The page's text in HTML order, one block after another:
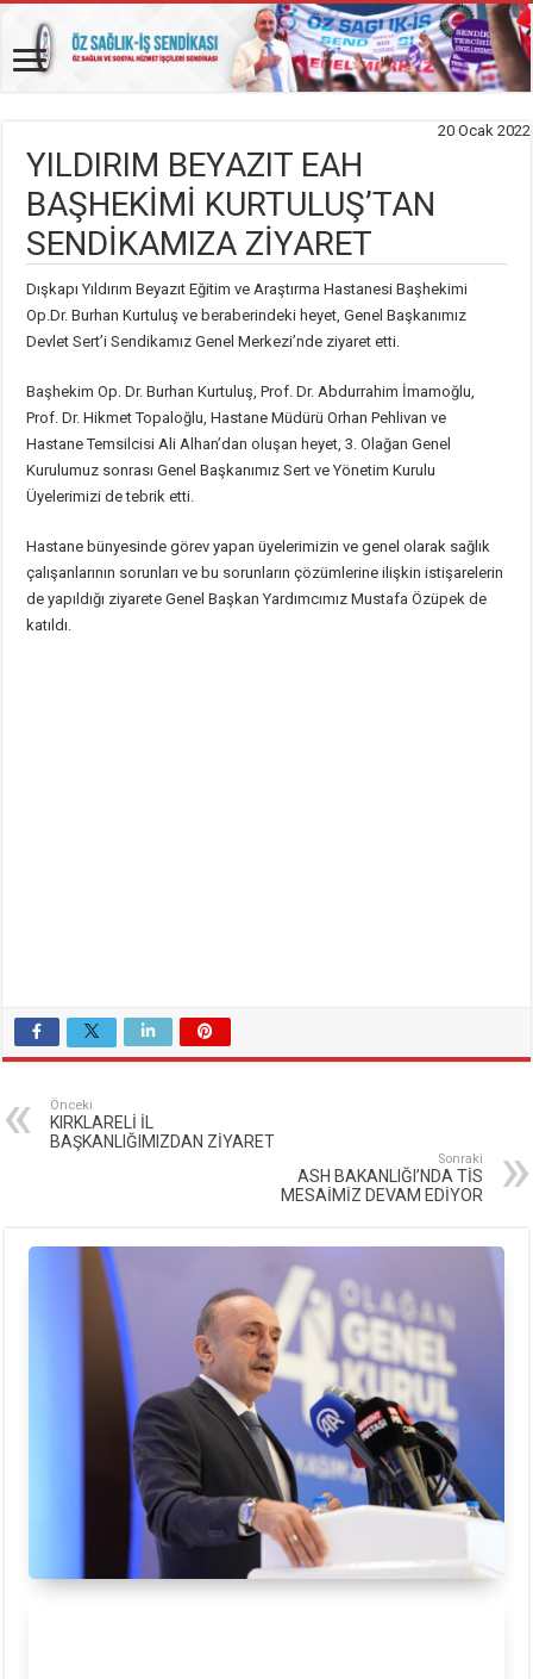
20 Ocak 2022
YILDIRIM BEYAZIT EAH
BAŞHEKİMİ KURTULUŞ’TAN
SENDİKAMIZA ZİYARET
Dışkapı Yıldırım Beyazıt Eğitim ve Araştırma Hastanesi Başhekimi
Op.Dr. Burhan Kurtuluş ve beraberindeki heyet, Genel Başkanımız
Devlet Sert’i Sendikamız Genel Merkezi’nde ziyaret etti.
Başhekim Op. Dr. Burhan Kurtuluş, Prof. Dr. Abdurrahim İmamoğlu,
Prof. Dr. Hikmet Topaloğlu, Hastane Müdürü Orhan Pehlivan ve
Hastane Temsilcisi Ali Alhan’dan oluşan heyet, 3. Olağan Genel
Kurulumuz sonrası Genel Başkanımız Sert ve Yönetim Kurulu
Üyelerimizi de tebrik etti.
Hastane bünyesinde görev yapan üyelerimizin ve genel olarak sağlık
çalışanlarının sorunları ve bu sorunların çözümlerine ilişkin istişarelerin
de yapıldığı ziyarete Genel Başkan Yardımcımız Mustafa Özüpek de
katıldı.
Önceki
KIRKLARELİ İL
BAŞKANLIĞIMIZDAN ZİYARET
Sonraki
ASH BAKANLIĞI’NDA TİS
MESAİMİZ DEVAM EDİYOR